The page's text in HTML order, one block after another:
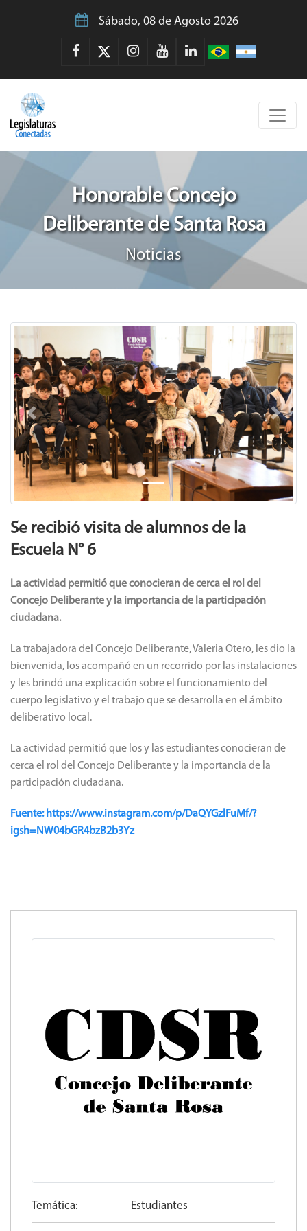
Sábado, 08 de Agosto 2026
Honorable Concejo
Deliberante de Santa Rosa
Noticias
Previous Next
Se recibió visita de alumnos de la
Escuela N° 6
La actividad permitió que conocieran de cerca el rol del
Concejo Deliberante y la importancia de la participación
ciudadana.
La trabajadora del Concejo Deliberante, Valeria Otero, les dio la
bienvenida, los acompañó en un recorrido por las instalaciones
y les brindó una explicación sobre el funcionamiento del
cuerpo legislativo y el trabajo que se desarrolla en el ámbito
deliberativo local.
La actividad permitió que los y las estudiantes conocieran de
cerca el rol del Concejo Deliberante y la importancia de la
participación ciudadana.
Fuente: https://www.instagram.com/p/DaQYGzlFuMf/?
igsh=NW04bGR4bzB2b3Yz
Temática: Estudiantes